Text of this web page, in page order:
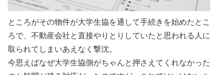
ところがその物件が大学生協を通して手続きを始めたとこ
ろで、不動産会社と直接やりとりしていたと思われる人に
取られてしまいあえなく撃沈。
今思えばなぜ大学生協側がちゃんと押さえてくれなかった